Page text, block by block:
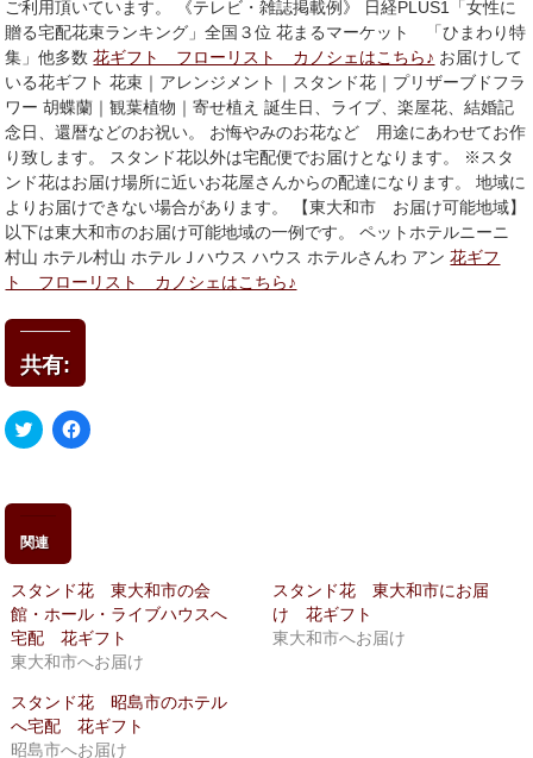
ご利用頂いています。 《テレビ・雑誌掲載例》 日経PLUS1「女性に
贈る宅配花束ランキング」全国３位 花まるマーケット 「ひまわり特
集」他多数花ギフト フローリスト カノシェはこちら♪ お届けして
いる花ギフト 花束｜アレンジメント｜スタンド花｜プリザーブドフラ
ワー 胡蝶蘭｜観葉植物｜寄せ植え 誕生日、ライブ、楽屋花、結婚記
念日、還暦などのお祝い。 お悔やみのお花など 用途にあわせてお作
り致します。 スタンド花以外は宅配便でお届けとなります。 ※スタ
ンド花はお届け場所に近いお花屋さんからの配達になります。 地域に
よりお届けできない場合があります。 【東大和市 お届け可能地域】
以下は東大和市のお届け可能地域の一例です。 ペットホテルニーニ
村山 ホテル村山 ホテルＪハウス ハウス ホテルさんわ アン花ギフ
ト フローリスト カノシェはこちら♪
共有:
ク
リ
て
で
共
有
(新
し
い
ウ
ィ
ン
ド
で
開
き
ま
Facebook
で
ッ
ク
し
て
く
だ
さ
い
(新
し
い
ウ
関連
スタンド花 東大和市の会
館・ホール・ライブハウスへ
宅配 花ギフト
東大和市へお届け
スタンド花 東大和市にお届
け 花ギフト
東大和市へお届け
スタンド花 昭島市のホテル
へ宅配 花ギフト
昭島市へお届け